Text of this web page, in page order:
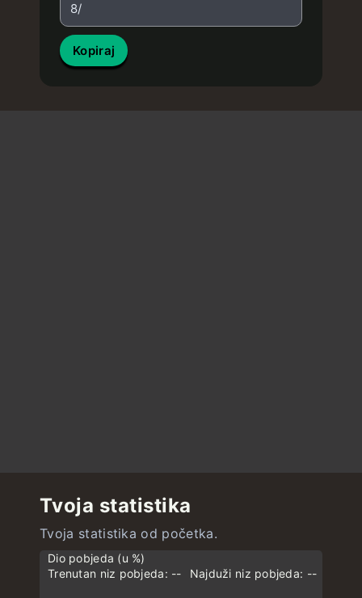
8/
Kopiraj
Tvoja statistika
Tvoja statistika od početka.
Dio pobjeda (u %)
Trenutan niz pobjeda: --
Najduži niz pobjeda: --